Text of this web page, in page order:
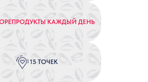
КАЖДЫЙ ДЕНЬ
15 ТОЧЕК